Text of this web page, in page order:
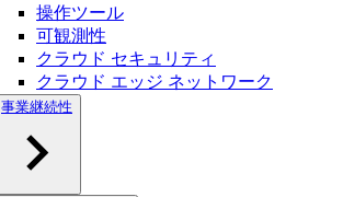
操作ツール
可観測性
クラウド セキュリティ
クラウド エッジ ネットワーク
事業継続性